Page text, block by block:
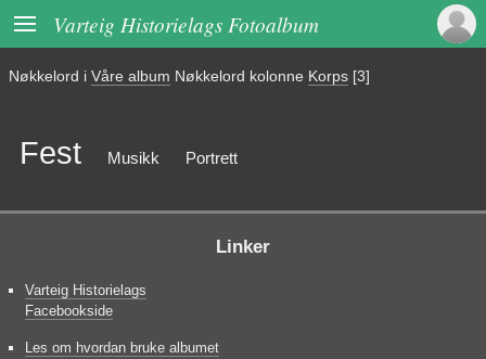
 Varteig Historielags Fotoalbum
Nøkkelord i Våre album Nøkkelord kolonne Korps [3]
Fest Musikk Portrett
Linker
Varteig Historielags
Facebookside
Les om hvordan bruke albumet